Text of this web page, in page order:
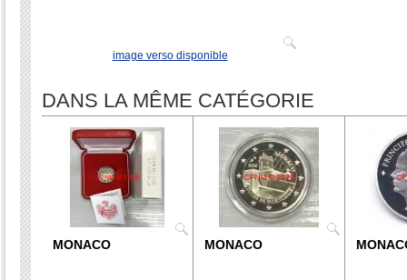
image verso disponible
DANS LA MÊME CATÉGORIE
MONACO MONACO